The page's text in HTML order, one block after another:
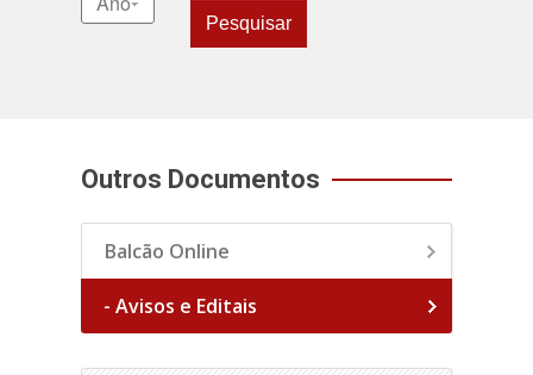
Pesquisar
Outros Documentos
Balcão Online
- Avisos e Editais